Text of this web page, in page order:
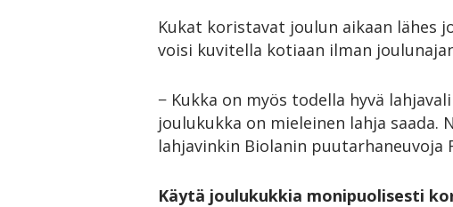
Kukat koristavat joulun aikaan lähes
voisi kuvitella kotiaan ilman
− Kukka on myös todella hyvä
joulukukka on mieleinen lahja saada.
lahjavinkin Biolanin puutarhaneuvoja
Käytä joulukukkia monipuolisesti